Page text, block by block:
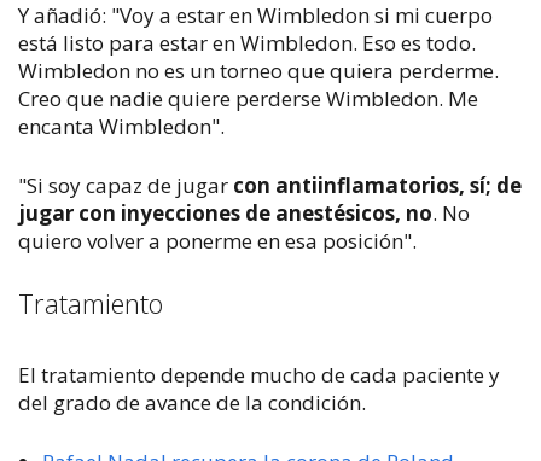
Y añadió: "Voy a estar en Wimbledon si mi cuerpo
está listo para estar en Wimbledon. Eso es todo.
Wimbledon no es un torneo que quiera perderme.
Creo que nadie quiere perderse Wimbledon. Me
encanta Wimbledon".
"Si soy capaz de jugar con antiinflamatorios, sí; de
jugar con inyecciones de anestésicos, no. No
quiero volver a ponerme en esa posición".
Tratamiento
El tratamiento depende mucho de cada paciente y
del grado de avance de la condición.